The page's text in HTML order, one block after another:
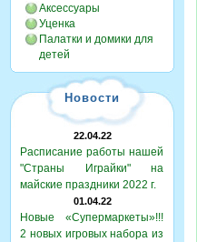
Аксессуары
Уценка
Палатки и домики для
детей
Новости
22.04.22
Расписание работы нашей
"Страны Играйки" на
майские праздники 2022 г.
01.04.22
Новые «Супермаркеты»!!!
2 новых игровых набора из